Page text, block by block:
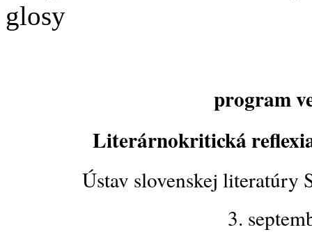
glosy
program
Literárnokritická
Ústav slovenskej literatúry
3.